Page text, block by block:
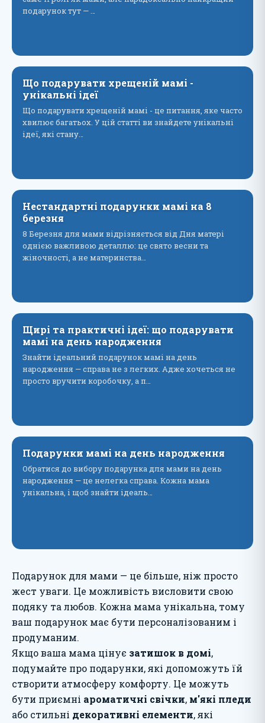
подарунок тут — …
Що подарувати хрещеній мамі -
унікальні ідеї
Що подарувати хрещеній мамі - це питання, яке часто
хвилює багатьох. У цій статті ви знайдете унікальні
ідеї, які стану…
Нестандартні подарунки мамі на 8
березня
8 Березня для мами відрізняється від Дня матері
однією важливою деталлю: це свято весни та
жіночності, а не материнства…
Щирі та практичні ідеї: що подарувати
мамі на день народження
Знайти ідеальний подарунок мамі на день
народження — справа не з легких. Адже хочеться не
просто вручити коробочку, а п…
Подарунки мамі на день народження
Обратися до вибору подарунка для мами на день
народження — це нелегка справа. Кожна мама
унікальна, і щоб знайти ідеаль…
Подарунок для мами — це більше, ніж просто
жест уваги. Це можливість висловити свою
подяку та любов. Кожна мама унікальна, тому
ваш подарунок має бути персоналізованим і
продуманим.
Якщо ваша мама цінує затишок в домі,
подумайте про подарунки, які допоможуть їй
створити атмосферу комфорту. Це можуть
бути приємні ароматичні свічки, м'які пледи
або стильні декоративні елементи, які